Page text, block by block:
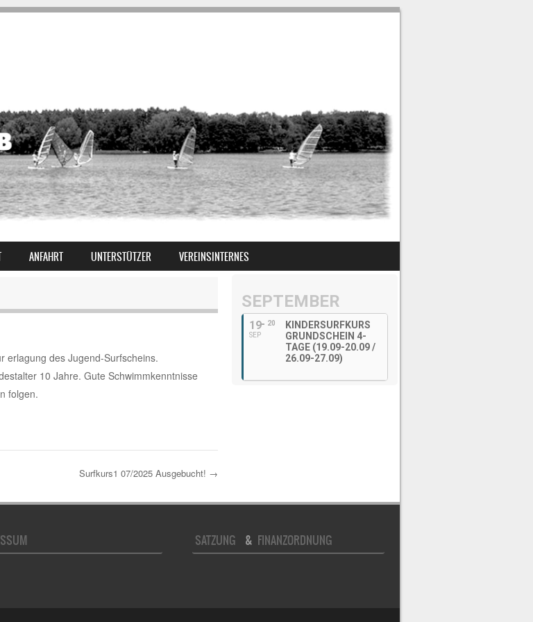
ANFAHRT UNTERSTÜTZER VEREINSINTERNES
erlagung des Jugend-Surfscheins.
10 Jahre. Gute Schwimmkenntnisse
folgen.
Surfkurs1 07/2025 Ausgebucht! →
SEPTEMBER
19
SEP
20
KINDERSURFKURS
GRUNDSCHEIN 4-
TAGE (19.09-20.09 /
26.09-27.09)
SATZUNG & FINANZORDNUNG